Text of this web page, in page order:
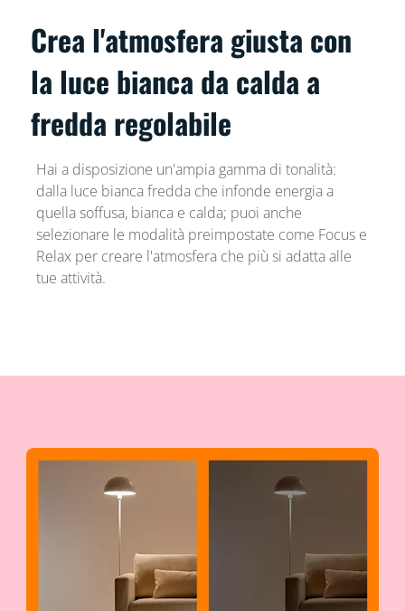
Crea l'atmosfera giusta con
la luce bianca da calda a
fredda regolabile
Hai a disposizione un'ampia gamma di tonalità:
dalla luce bianca fredda che infonde energia a
quella soffusa, bianca e calda; puoi anche
selezionare le modalità preimpostate come Focus e
Relax per creare l'atmosfera che più si adatta alle
tue attività.